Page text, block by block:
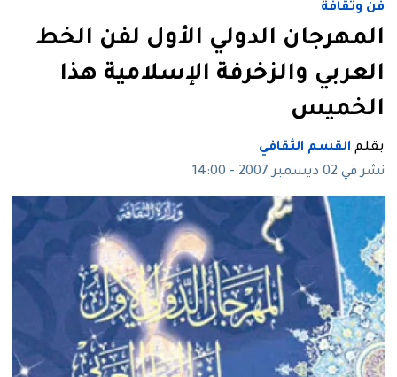
فن وثقافة
المهرجان الدولي الأول لفن الخط
العربي والزخرفة الإسلامية هذا
الخميس
بقلم القسم الثقافي
نشر في 02 ديسمبر 2007 - 14:00